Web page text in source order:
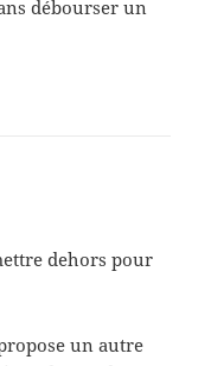
débourser un
dehors pour
un autre